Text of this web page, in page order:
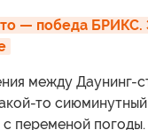
— победа БРИКС.
между Даунинг-
то
с переменой